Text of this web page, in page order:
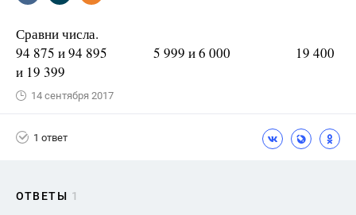
Сравни числа.
94 875 и 94 895 5 999 и 6 000 19 400
и 19 399
14 сентября 2017
1 ответ
ОТВЕТЫ 1